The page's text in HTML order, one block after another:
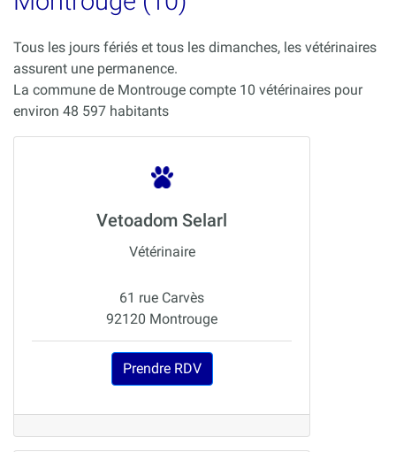
Tous les jours fériés et tous les dimanches, les vétérinaires
assurent une permanence.
La commune de Montrouge compte 10 vétérinaires pour
environ 48 597 habitants
Vetoadom Selarl
Vétérinaire
61 rue Carvès
92120 Montrouge
Prendre RDV